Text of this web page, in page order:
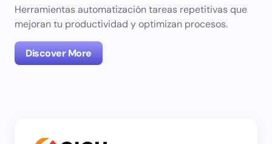
Herramientas automatización tareas repetitivas que
mejoran tu productividad y optimizan procesos.
Discover More